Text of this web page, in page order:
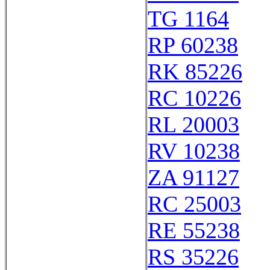
TG 1164
RP 60238
RK 85226
RC 10226
RL 20003
RV 10238
ZA 91127
RC 25003
RE 55238
RS 35226